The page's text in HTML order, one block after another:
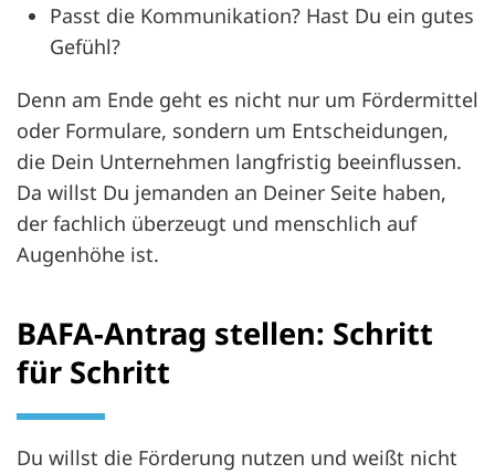
Passt die Kommunikation? Hast Du ein gutes
Gefühl?
Denn am Ende geht es nicht nur um Fördermittel
oder Formulare, sondern um Entscheidungen,
die Dein Unternehmen langfristig beeinflussen.
Da willst Du jemanden an Deiner Seite haben,
der fachlich überzeugt und menschlich auf
Augenhöhe ist.
BAFA-Antrag stellen: Schritt
für Schritt
Du willst die Förderung nutzen und weißt nicht